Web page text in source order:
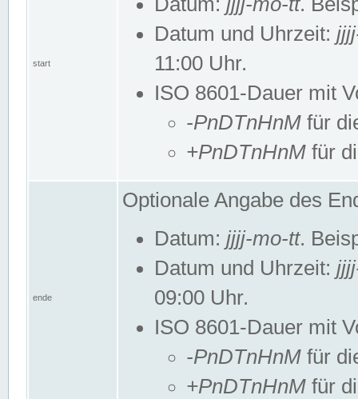
start
Datum und Uhrzeit:
11:00 Uhr.
ISO 8601-Dauer mit
-PnDTnHnM für
+PnDTnHnM für
ende
Optionale Angabe des
Datum: jjjj-mo-tt.
Datum und Uhrzeit:
09:00 Uhr.
ISO 8601-Dauer mit
-PnDTnHnM für
+PnDTnHnM für